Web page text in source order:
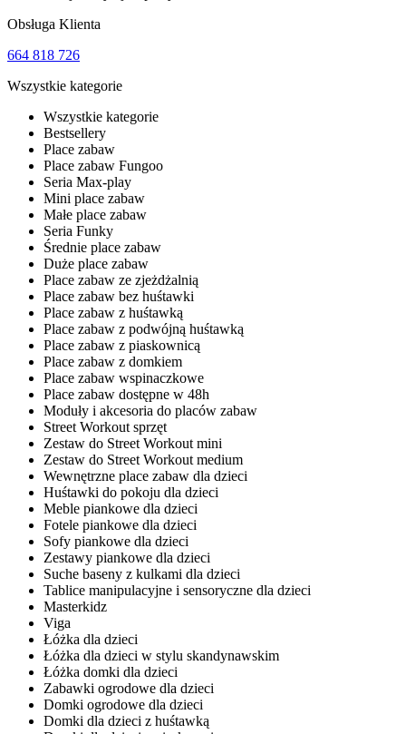
Obsługa Klienta
664 818 726
Wszystkie kategorie
Wszystkie kategorie
Bestsellery
Place zabaw
Place zabaw Fungoo
Seria Max-play
Mini place zabaw
Małe place zabaw
Seria Funky
Średnie place zabaw
Duże place zabaw
Place zabaw ze zjeżdżalnią
Place zabaw bez huśtawki
Place zabaw z huśtawką
Place zabaw z podwójną huśtawką
Place zabaw z piaskownicą
Place zabaw z domkiem
Place zabaw wspinaczkowe
Place zabaw dostępne w 48h
Moduły i akcesoria do placów zabaw
Street Workout sprzęt
Zestaw do Street Workout mini
Zestaw do Street Workout medium
Wewnętrzne place zabaw dla dzieci
Huśtawki do pokoju dla dzieci
Meble piankowe dla dzieci
Fotele piankowe dla dzieci
Sofy piankowe dla dzieci
Zestawy piankowe dla dzieci
Suche baseny z kulkami dla dzieci
Tablice manipulacyjne i sensoryczne dla dzieci
Masterkidz
Viga
Łóżka dla dzieci
Łóżka dla dzieci w stylu skandynawskim
Łóżka domki dla dzieci
Zabawki ogrodowe dla dzieci
Domki ogrodowe dla dzieci
Domki dla dzieci z huśtawką